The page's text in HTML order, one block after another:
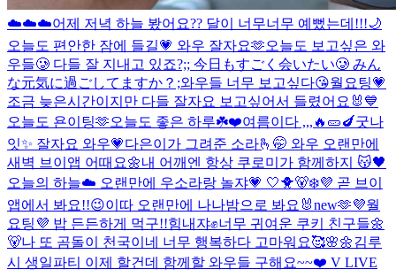
☁️☁️☁️어제 저녁 하늘 봤어요?? 달이 너무너무 예뻤는데!!!🌙
오늘도 편안한 잠에 들길💗 와우 잘자요🫶오늘도 보고싶은 와
우들🥲 다들 잘 지내고 있죠?;; 今日もすごく会いたい🥲 みん
な元気に過ごしてますか？;와우들 너무 보고싶다😘월요팅💗
조금 늦은시간이지만 다들 잘자요 보고싶어서 들렸어요🐰💙
오늘도 욘이팅🫶오늘도 좋은 하루☘️❤️여름이다 ,,,🔥 🥒🍆굿나
잇✨ 잘자요 와우💗다은이가 그려준 소라🫰🤭 와우 오랜만에
새벽 브이앱 어때요🌼내 어깨엔 항상 쿠로미가 함께하지 😽🖤
오늘의 하늘☁️ 오랜만에 우소라랑 놀쟈💗 🤍🐥🐻‍❄️💜 곧 브이
앱에서 봐요!!😉이따 오랜만에 나나밤으로 봐요🐰new🫶💜월
요팅💜 밥 든든하게 먹구!!힘내쟈✊너무 귀여운 쿠키 친구들🌼
🐻나 또 곰돌이 천국이네 너무 행복하다 고마워요🥰🌸🌼김루
시 생일파티 이제 할건데 함께할 와우들 구해요~~❤️ V LIVE